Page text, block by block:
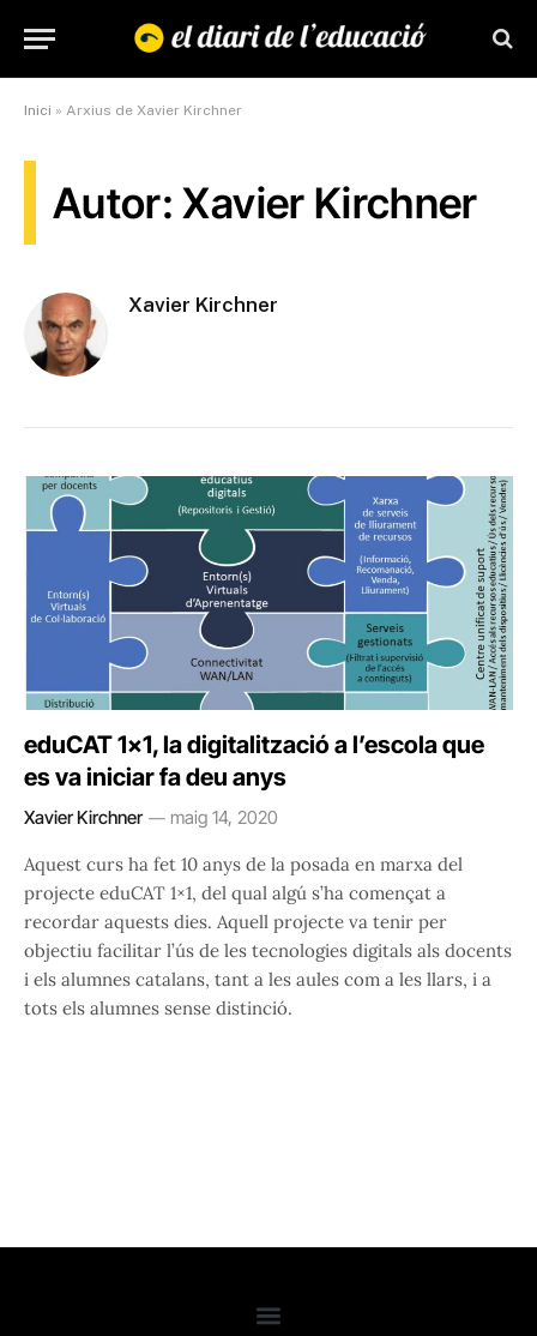
Inici » Arxius de Xavier Kirchner
Autor: Xavier Kirchner
Xavier Kirchner
eduCAT 1×1, la digitalització a l’escola que
es va iniciar fa deu anys
Xavier Kirchner maig 14, 2020
Aquest curs ha fet 10 anys de la posada en marxa del
projecte eduCAT 1×1, del qual algú s’ha començat a
recordar aquests dies. Aquell projecte va tenir per
objectiu facilitar l’ús de les tecnologies digitals als docents
i els alumnes catalans, tant a les aules com a les llars, i a
tots els alumnes sense distinció.